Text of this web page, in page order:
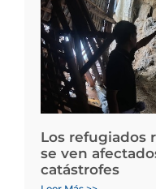
Los refugiados
se ven
catástrofes